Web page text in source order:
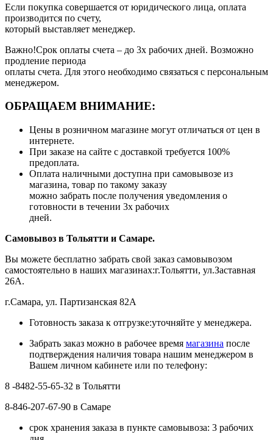
Если покупка совершается от юридического лица, оплата
производится по счету,
который выставляет менеджер.
Важно!Срок оплаты счета – до 3х рабочих дней. Возможно
продление периода
оплаты счета. Для этого необходимо связаться с персональным
менеджером.
ОБРАЩАЕМ ВНИМАНИЕ:
Цены в розничном магазине могут отличаться от цен в
интернете.
При заказе на сайте с доставкой требуется 100%
предоплата.
Оплата наличными доступна при самовывозе из
магазина, товар по такому заказу
можно забрать после получения уведомления о
готовности в течении 3х рабочих
дней.
Самовывоз в Тольятти и Самаре.
Вы можете бесплатно забрать свой заказ самовывозом
самостоятельно в наших магазинах:г.Тольятти, ул.Заставная
26А.
г.Самара, ул. Партизанская 82А
Готовность заказа к отгрузке:уточняйте у менеджера.
Забрать заказ можно в рабочее время магазина после
подтверждения наличия товара нашим менеджером в
Вашем личном кабинете или по телефону:
8 -8482-55-65-32 в Тольятти
8-846-207-67-90 в Самаре
срок хранения заказа в пункте самовывоза: 3 рабочих